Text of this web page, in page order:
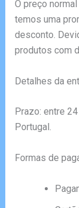
O preço
temos uma
desconto.
produtos com
Detalhes da
Prazo: entre
Portugal.
Formas de